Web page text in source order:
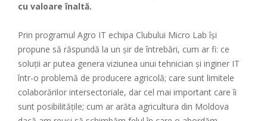
cu valoare înaltă.
Prin programul Agro IT echipa Clubului Micro Lab își
propune să răspundă la un șir de întrebări, cum ar fi: ce
soluții ar putea genera viziunea unui tehnician și inginer IT
într-o problemă de producere agricolă; care sunt limitele
colaborărilor intersectoriale, dar cel mai important care îi
sunt posibilitățile; cum ar arăta agricultura din Moldova